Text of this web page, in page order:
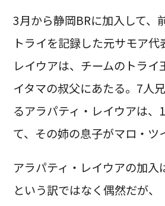
3月から静岡BRに加入して、
トライを記録した元サモア代
レイウアは、チームのトライ
イタマの叔父にあたる。7人
るアラパティ・レイウアは、
て、その姉の息子がマロ・ツ
アラパティ・レイウアの加入
という訳ではなく偶然だが、